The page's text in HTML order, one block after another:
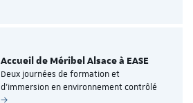
Accueil de Méribel Alsace à EASE
Deux journées de formation et
d’immersion en environnement contrôlé